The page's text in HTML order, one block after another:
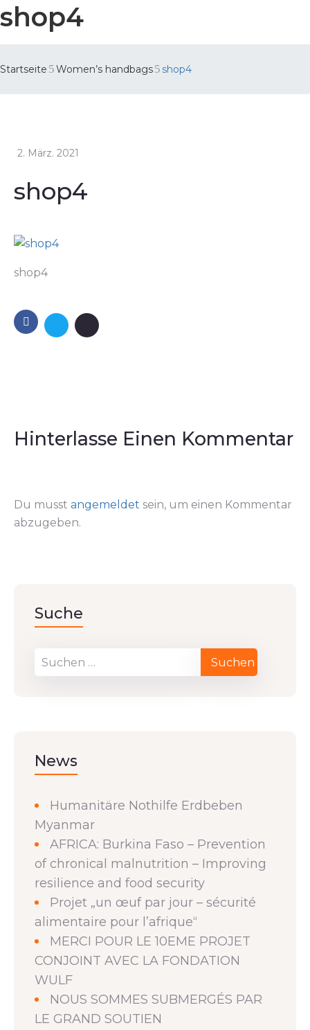
shop4
Startseite Women’s handbags shop4
2. März. 2021
shop4
shop4
Hinterlasse Einen Kommentar
Du musst angemeldet sein, um einen Kommentar
abzugeben.
Suche
News
Humanitäre Nothilfe Erdbeben
Myanmar
AFRICA: Burkina Faso – Prevention
of chronical malnutrition – Improving
resilience and food security
Projet „un œuf par jour – sécurité
alimentaire pour l’afrique“
MERCI POUR LE 10EME PROJET
CONJOINT AVEC LA FONDATION
WULF
NOUS SOMMES SUBMERGÉS PAR
LE GRAND SOUTIEN